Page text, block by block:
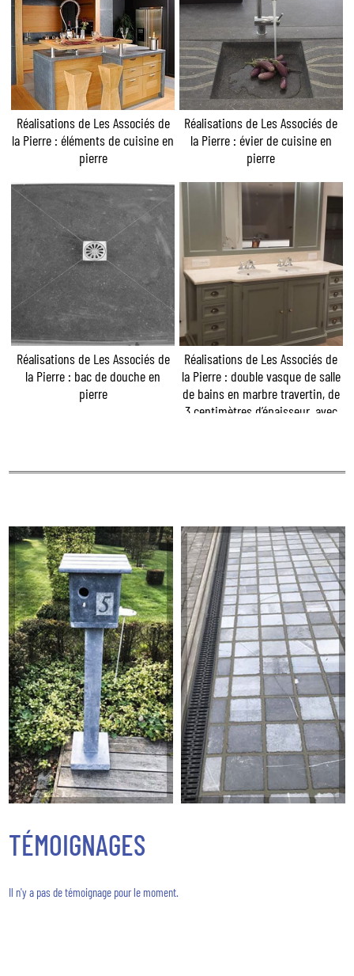
Réalisations de Les Associés de
la Pierre : éléments de cuisine en
pierre
Réalisations de Les Associés de
la Pierre : évier de cuisine en
pierre
Réalisations de Les Associés de
la Pierre : bac de douche en
pierre
Réalisations de Les Associés de
la Pierre : double vasque de salle
de bains en marbre travertin, de
3 centimètres d’épaisseur, avec
TÉMOIGNAGES
Il n'y a pas de témoignage pour le moment.